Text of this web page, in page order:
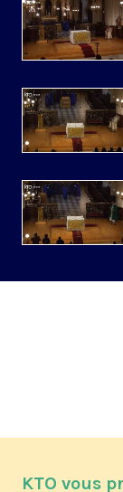
KTO vous